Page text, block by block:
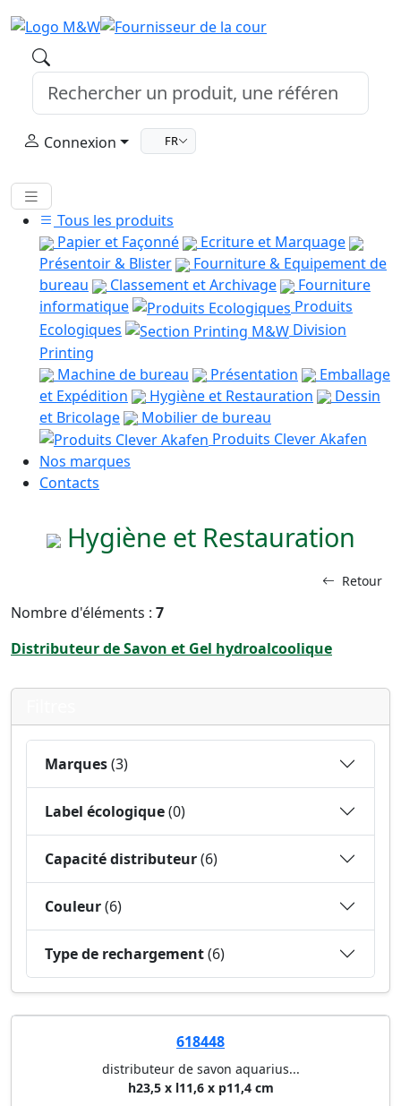
Connexion FR
Tous les produits
Papier et Façonné
Ecriture et Marquage
Présentoir & Blister
Fourniture & Equipement de
bureau
Classement et Archivage
Fourniture
informatique
Produits
Ecologiques
Division
Printing
Machine de bureau
Présentation
Emballage
et Expédition
Hygiène et Restauration
Dessin
et Bricolage
Mobilier de bureau
Produits Clever Akafen
Nos marques
Contacts
Hygiène et Restauration
Retour
Nombre d'éléments : 7
Distributeur de Savon et Gel hydroalcoolique
Marques(3)
Label écologique(0)
Capacité distributeur(6)
Couleur(6)
Type de rechargement(6)
618448
distributeur de savon aquarius...
h23,5 x l11,6 x p11,4 cm